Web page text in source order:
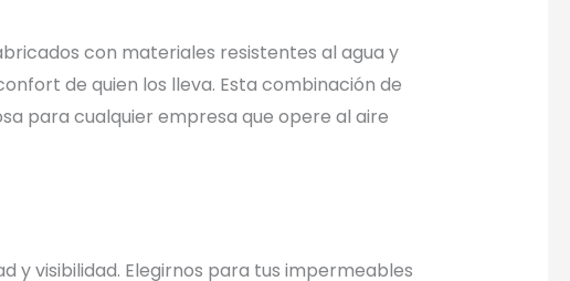
con materiales resistentes al agua y
de quien los lleva. Esta combinación de
para cualquier empresa que opere al aire
y visibilidad. Elegirnos para tus impermeables